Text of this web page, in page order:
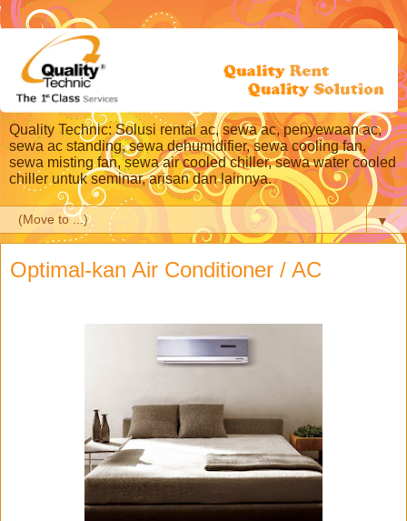
Quality Technic: Solusi rental ac, sewa ac, penyewaan ac,
sewa ac standing, sewa dehumidifier, sewa cooling fan,
sewa misting fan, sewa air cooled chiller, sewa water cooled
chiller untuk seminar, arisan dan lainnya.
▼
Optimal-kan Air Conditioner / AC